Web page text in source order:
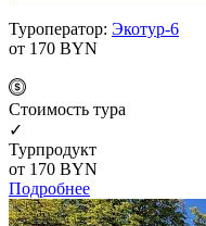
Туроператор: Экотур-6
от 170 BYN
Cтоимость тура
✓
Турпродукт
от 170 BYN
Подробнее